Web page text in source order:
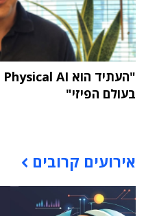
בעולם הפיזי"
אירועים קרובים